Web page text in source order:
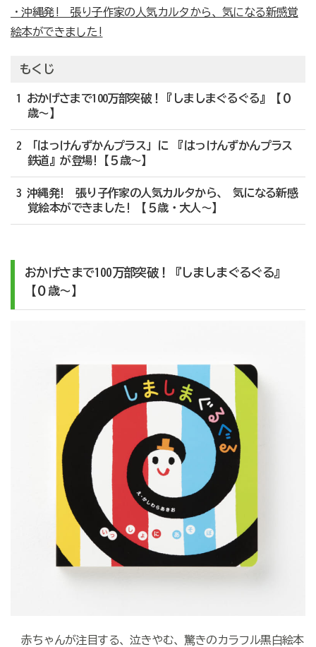
・沖縄発! 張り子作家の人気カルタから、気になる新感覚
絵本ができました!
もくじ
1 おかげさまで100万部突破！『しましまぐるぐる』【０
歳〜】
2 「はっけんずかんプラス」に 『はっけんずかんプラス
鉄道』が登場!【５歳〜】
3 沖縄発! 張り子作家の人気カルタから、 気になる新感
覚絵本ができました! 【５歳・大人〜】
おかげさまで100万部突破！『しましまぐるぐる』
【０歳〜】
赤ちゃんが注目する、泣きやむ、驚きのカラフル黒白絵本